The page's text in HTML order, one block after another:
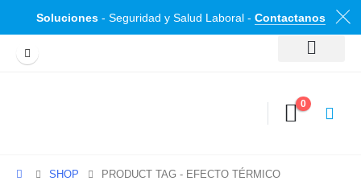
Soluciones- Seguridad y Salud Laboral - Contactanos
0
SHOP PRODUCT TAG - EFECTO TÉRMICO